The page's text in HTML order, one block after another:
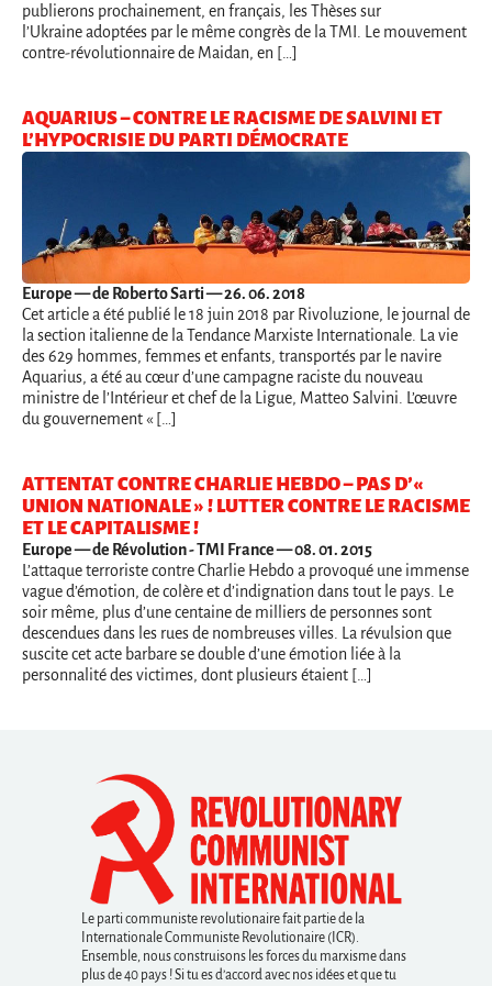
publierons prochainement, en français, les Thèses sur
l’Ukraine adoptées par le même congrès de la TMI. Le mouvement
contre-révolutionnaire de Maidan, en […]
AQUARIUS – CONTRE LE RACISME DE SALVINI ET
L’HYPOCRISIE DU PARTI DÉMOCRATE
Europe— de Roberto Sarti — 26. 06. 2018
Cet article a été publié le 18 juin 2018 par Rivoluzione, le journal de
la section italienne de la Tendance Marxiste Internationale. La vie
des 629 hommes, femmes et enfants, transportés par le navire
Aquarius, a été au cœur d’une campagne raciste du nouveau
ministre de l’Intérieur et chef de la Ligue, Matteo Salvini. L’œuvre
du gouvernement « […]
ATTENTAT CONTRE CHARLIE HEBDO – PAS D’«
UNION NATIONALE » ! LUTTER CONTRE LE RACISME
ET LE CAPITALISME !
Europe— de Révolution - TMI France — 08. 01. 2015
L’attaque terroriste contre Charlie Hebdo a provoqué une immense
vague d’émotion, de colère et d’indignation dans tout le pays. Le
soir même, plus d’une centaine de milliers de personnes sont
descendues dans les rues de nombreuses villes. La révulsion que
suscite cet acte barbare se double d’une émotion liée à la
personnalité des victimes, dont plusieurs étaient […]
Le parti communiste revolutionaire fait partie de la
Internationale Communiste Revolutionaire (ICR).
Ensemble, nous construisons les forces du marxisme dans
plus de 40 pays ! Si tu es d’accord avec nos idées et que tu